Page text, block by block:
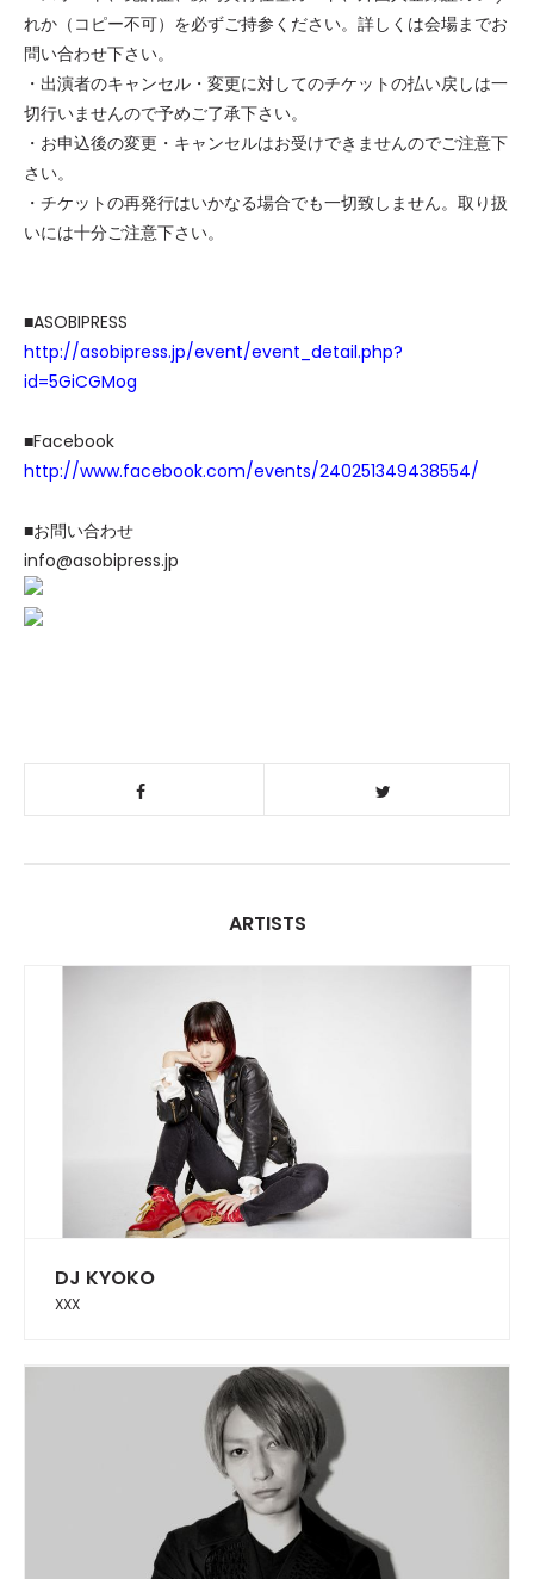
れか（コピー不可）を必ずご持参ください。詳しくは会場までお
問い合わせ下さい。
・出演者のキャンセル・変更に対してのチケットの払い戻しは一
切行いませんので予めご了承下さい。
・お申込後の変更・キャンセルはお受けできませんのでご注意下
さい。
・チケットの再発行はいかなる場合でも一切致しません。取り扱
いには十分ご注意下さい。
■ASOBIPRESS
http://asobipress.jp/event/event_detail.php?
id=5GiCGMog
■Facebook
http://www.facebook.com/events/240251349438554/
■お問い合わせ
info@asobipress.jp
ARTISTS
DJ KYOKO
XXX